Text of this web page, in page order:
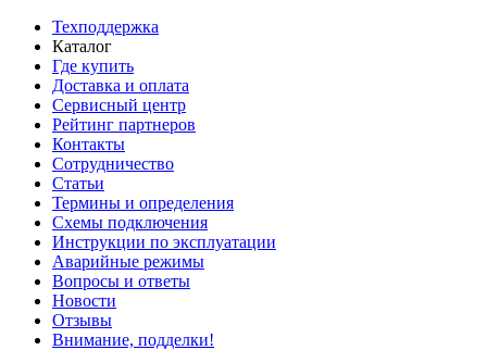
Техподдержка
Каталог
Где купить
Доставка и оплата
Сервисный центр
Рейтинг партнеров
Контакты
Сотрудничество
Статьи
Термины и определения
Схемы подключения
Инструкции по эксплуатации
Аварийные режимы
Вопросы и ответы
Новости
Отзывы
Внимание, подделки!